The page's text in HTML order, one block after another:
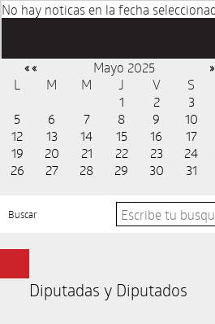
No hay noticas en la fecha
« « Mayo 2025
L M M J V S
1
2 3
5
6 7 8 9 10
12
13 14 15 16 17
19
20 21 22 23 24
26
27 28 29 30 31
Buscar
Diputadas y Diputados